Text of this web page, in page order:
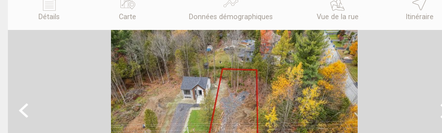
Détails Carte Données démographiques Vue de la rue Itinéraire
Previous